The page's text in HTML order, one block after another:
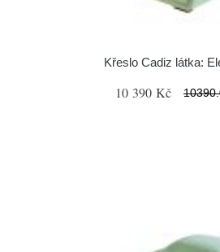
Křeslo Cadiz látka:
10 390 Kč